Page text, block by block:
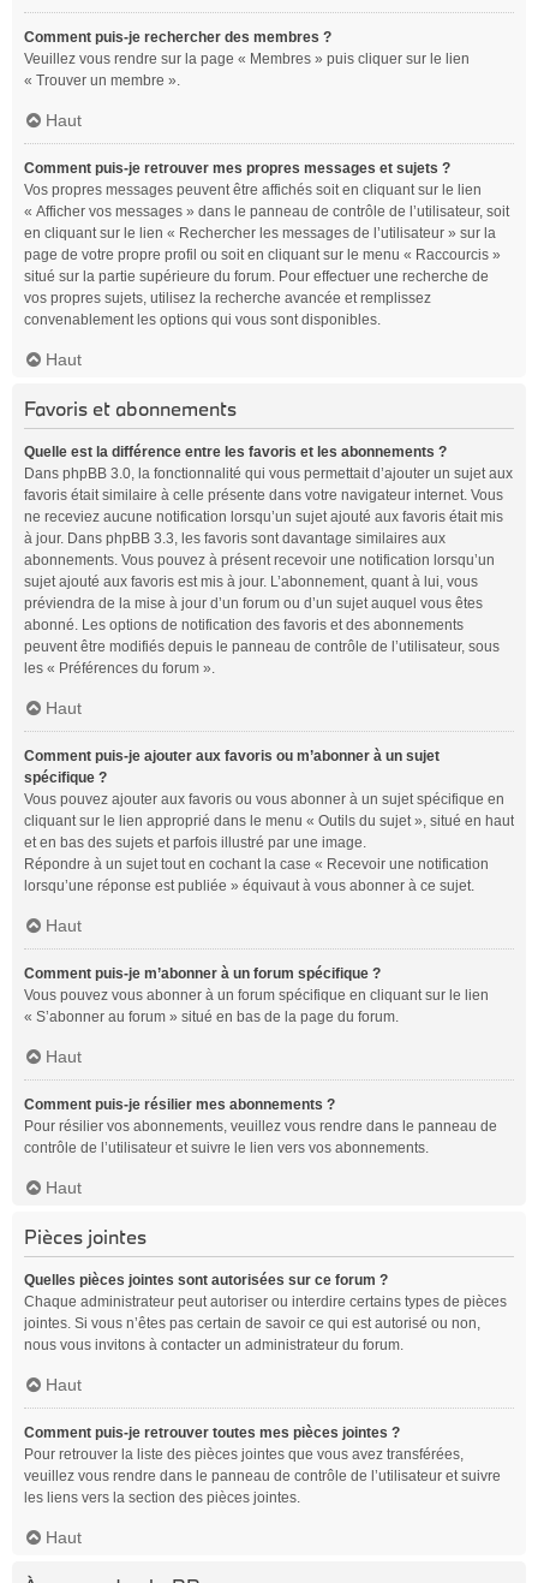
Comment puis-je rechercher des membres ?
Veuillez vous rendre sur la page « Membres » puis cliquer sur le lien
« Trouver un membre ».
Haut
Comment puis-je retrouver mes propres messages et sujets ?
Vos propres messages peuvent être affichés soit en cliquant sur le lien
« Afficher vos messages » dans le panneau de contrôle de l’utilisateur, soit
en cliquant sur le lien « Rechercher les messages de l’utilisateur » sur la
page de votre propre profil ou soit en cliquant sur le menu « Raccourcis »
situé sur la partie supérieure du forum. Pour effectuer une recherche de
vos propres sujets, utilisez la recherche avancée et remplissez
convenablement les options qui vous sont disponibles.
Haut
Favoris et abonnements
Quelle est la différence entre les favoris et les abonnements ?
Dans phpBB 3.0, la fonctionnalité qui vous permettait d’ajouter un sujet aux
favoris était similaire à celle présente dans votre navigateur internet. Vous
ne receviez aucune notification lorsqu’un sujet ajouté aux favoris était mis
à jour. Dans phpBB 3.3, les favoris sont davantage similaires aux
abonnements. Vous pouvez à présent recevoir une notification lorsqu’un
sujet ajouté aux favoris est mis à jour. L’abonnement, quant à lui, vous
préviendra de la mise à jour d’un forum ou d’un sujet auquel vous êtes
abonné. Les options de notification des favoris et des abonnements
peuvent être modifiés depuis le panneau de contrôle de l’utilisateur, sous
les « Préférences du forum ».
Haut
Comment puis-je ajouter aux favoris ou m’abonner à un sujet
spécifique ?
Vous pouvez ajouter aux favoris ou vous abonner à un sujet spécifique en
cliquant sur le lien approprié dans le menu « Outils du sujet », situé en haut
et en bas des sujets et parfois illustré par une image.
Répondre à un sujet tout en cochant la case « Recevoir une notification
lorsqu’une réponse est publiée » équivaut à vous abonner à ce sujet.
Haut
Comment puis-je m’abonner à un forum spécifique ?
Vous pouvez vous abonner à un forum spécifique en cliquant sur le lien
« S’abonner au forum » situé en bas de la page du forum.
Haut
Comment puis-je résilier mes abonnements ?
Pour résilier vos abonnements, veuillez vous rendre dans le panneau de
contrôle de l’utilisateur et suivre le lien vers vos abonnements.
Haut
Pièces jointes
Quelles pièces jointes sont autorisées sur ce forum ?
Chaque administrateur peut autoriser ou interdire certains types de pièces
jointes. Si vous n’êtes pas certain de savoir ce qui est autorisé ou non,
nous vous invitons à contacter un administrateur du forum.
Haut
Comment puis-je retrouver toutes mes pièces jointes ?
Pour retrouver la liste des pièces jointes que vous avez transférées,
veuillez vous rendre dans le panneau de contrôle de l’utilisateur et suivre
les liens vers la section des pièces jointes.
Haut